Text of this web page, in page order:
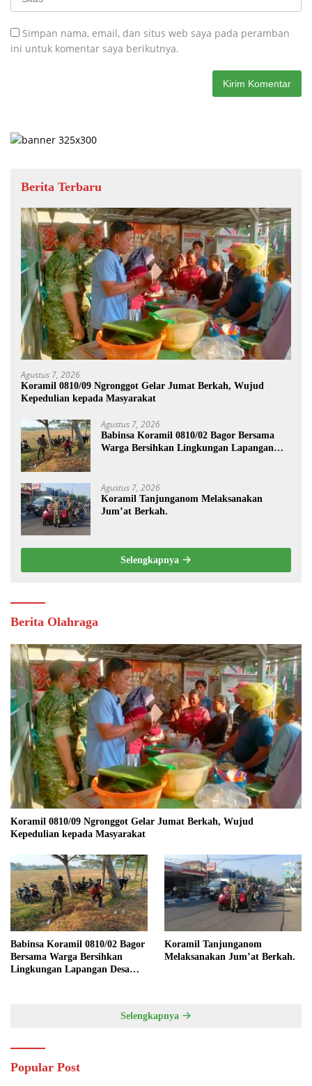
Simpan nama, email, dan situs web saya pada peramban
ini untuk komentar saya berikutnya.
Berita Terbaru
Agustus 7, 2026
Koramil 0810/09 Ngronggot Gelar Jumat Berkah, Wujud
Kepedulian kepada Masyarakat
Agustus 7, 2026
Babinsa Koramil 0810/02 Bagor Bersama
Warga Bersihkan Lingkungan Lapangan
Agustus 7, 2026
Koramil Tanjunganom Melaksanakan
Jum’at Berkah.
Selengkapnya
Berita Olahraga
Koramil 0810/09 Ngronggot Gelar Jumat Berkah, Wujud
Kepedulian kepada Masyarakat
Babinsa Koramil 0810/02 Bagor
Bersama Warga Bersihkan
Lingkungan Lapangan Desa
Koramil Tanjunganom
Melaksanakan Jum’at Berkah.
Selengkapnya
Popular Post